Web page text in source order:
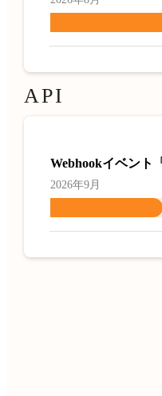
API
Webhookイベント
2026年9月